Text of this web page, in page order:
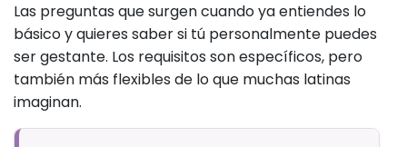
Las preguntas que surgen cuando ya entiendes lo
básico y quieres saber si tú personalmente puedes
ser gestante. Los requisitos son específicos, pero
también más flexibles de lo que muchas latinas
imaginan.